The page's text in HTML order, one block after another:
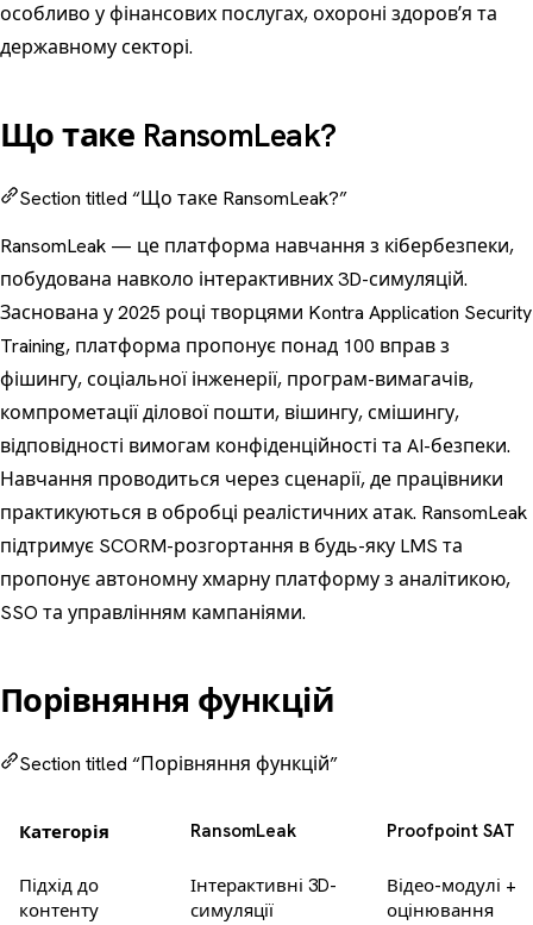
особливо у фінансових послугах, охороні здоровʼя та
державному секторі.
Що таке RansomLeak?
Section titled “Що таке RansomLeak?”
RansomLeak — це платформа навчання з кібербезпеки,
побудована навколо інтерактивних 3D-симуляцій.
Заснована у 2025 році творцями Kontra Application Security
Training, платформа пропонує понад 100 вправ з
фішингу, соціальної інженерії, програм-вимагачів,
компрометації ділової пошти, вішингу, смішингу,
відповідності вимогам конфіденційності та AI-безпеки.
Навчання проводиться через сценарії, де працівники
практикуються в обробці реалістичних атак. RansomLeak
підтримує SCORM-розгортання в будь-яку LMS та
пропонує автономну хмарну платформу з аналітикою,
SSO та управлінням кампаніями.
Порівняння функцій
Section titled “Порівняння функцій”
Категорія RansomLeak Proofpoint SAT
Підхід до
контенту
Інтерактивні 3D-
симуляції
Відео-модулі +
оцінювання